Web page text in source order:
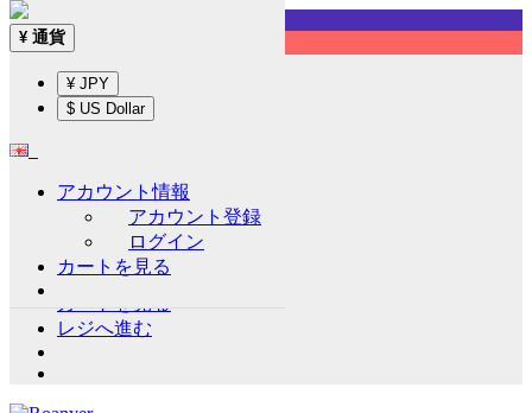
Sign up!
通貨
アカウント情報
アカウント登録
ログイン
ウイッシュリスト (0)
レジへ進む
¥ 通貨
¥ JPY
$ US Dollar
アカウント情報
アカウント登録
ログイン
カートを見る